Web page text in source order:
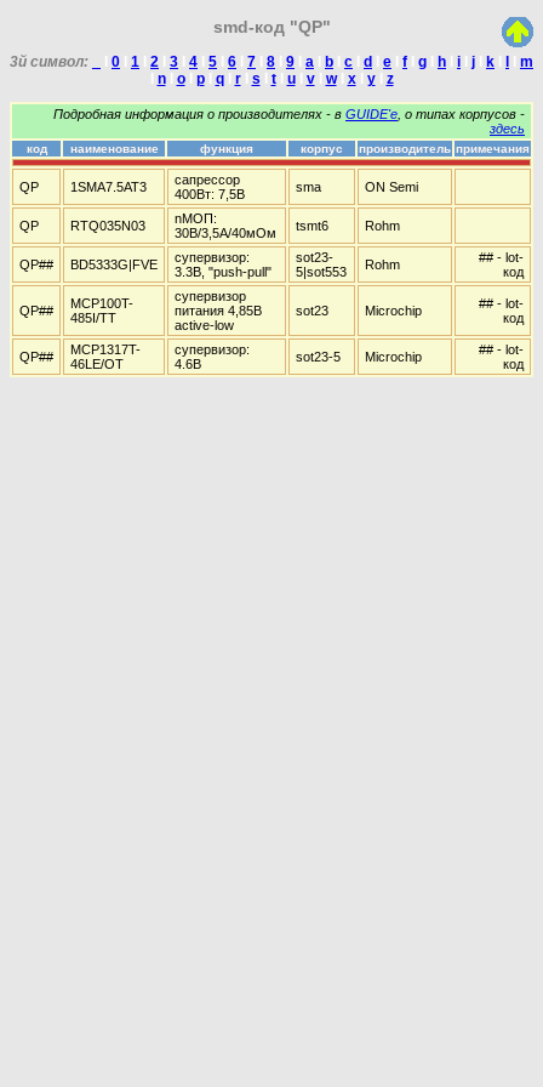
smd-код "QP"
3й символ: 0 1 2 3 4 5 6 7 8 9 a b c d e f g h i j k
m
nI oI pI qI rI s tI uI vI wI xI yI z
Подробная информация о производителях - в GUIDE'е , о типах корпусов -
здесь
код наименование функция корпус производитель примечания
QP 1SMA7.5AT3
сапрессор
400Вт: 7,5В
sma ON Semi
QP RTQ035N03
nМОП:
30В/3,5А/40мОм
tsmt6 Rohm
QP## BD5333G|FVE
супервизор:
3.3В, "push-pull"
sot23-
5|sot553
Rohm
## - lot-
код
QP##
MCP100T-
485I/TT
супервизор
питания 4,85В
active-low
sot23 Microchip
## - lot-
код
QP##
MCP1317T-
46LE/OT
супервизор:
4.6В
sot23-5 Microchip
## - lot-
код